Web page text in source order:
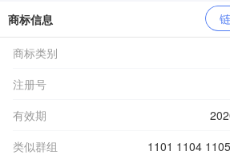
商标信息
商标类别
注册号
有效期
类似群组
1101 1104